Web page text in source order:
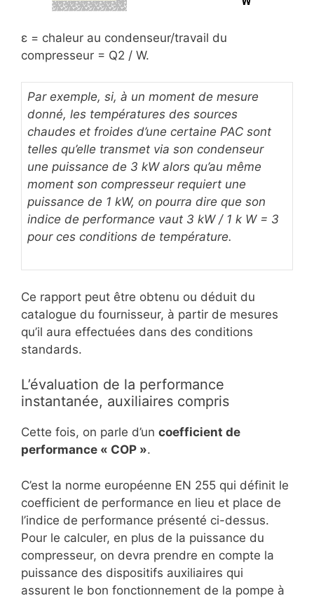
ε = chaleur au condenseur/travail du
compresseur = Q2 / W.
Par exemple, si, à un moment de mesure
donné, les températures des sources
chaudes et froides d’une certaine PAC sont
telles qu’elle transmet via son condenseur
une puissance de 3 kW alors qu’au même
moment son compresseur requiert une
puissance de 1 kW, on pourra dire que son
indice de performance vaut 3 kW / 1 k W = 3
pour ces conditions de température.
Ce rapport peut être obtenu ou déduit du
catalogue du fournisseur, à partir de mesures
qu’il aura effectuées dans des conditions
standards.
L’évaluation de la performance
instantanée, auxiliaires compris
Cette fois, on parle d’un coefficient de
performance « COP ».
C’est la norme européenne EN 255 qui définit le
coefficient de performance en lieu et place de
l’indice de performance présenté ci-dessus.
Pour le calculer, en plus de la puissance du
compresseur, on devra prendre en compte la
puissance des dispositifs auxiliaires qui
assurent le bon fonctionnement de la pompe à